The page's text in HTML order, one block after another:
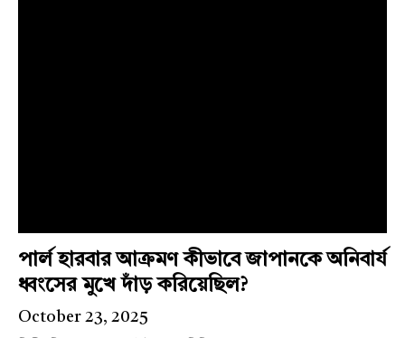
পার্ল হারবার আক্রমণ কীভাবে জাপানকে অনিবার্য
ধ্বংসের মুখে দাঁড় করিয়েছিল?
October 23, 2025